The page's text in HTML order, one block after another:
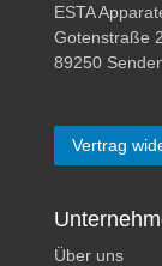
ESTA
Gotenstraße
89250
Vertrag
Über uns